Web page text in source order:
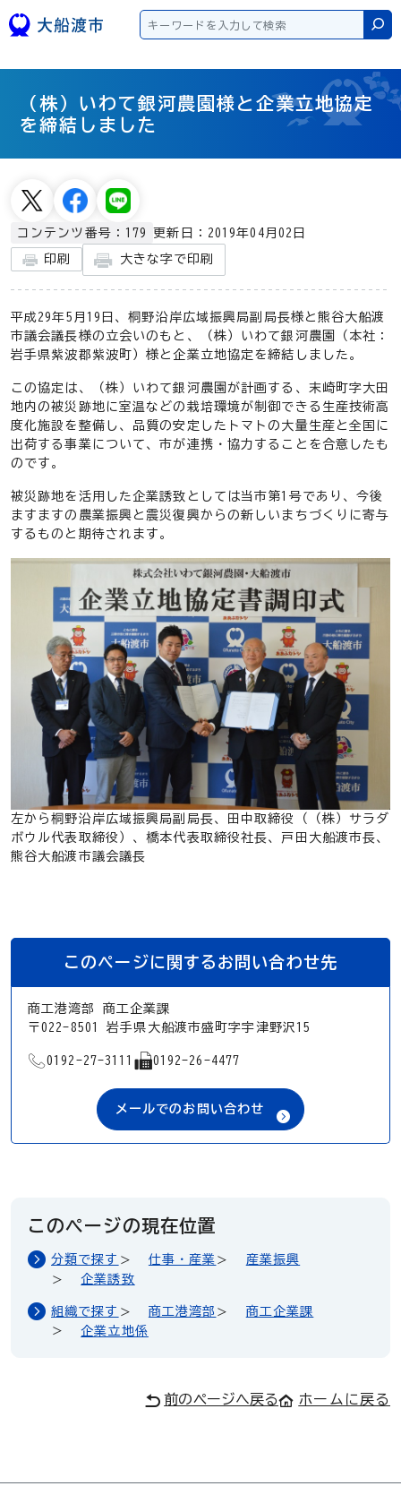
検索
（株）いわて銀河農園様と企業立地協定
を締結しました
コンテンツ番号：179 更新日：2019年04月02日
印刷 大きな字で印刷
平成29年5月19日、桐野沿岸広域振興局副局長様と熊谷大船渡
市議会議長様の立会いのもと、（株）いわて銀河農園（本社：
岩手県紫波郡紫波町）様と企業立地協定を締結しました。
この協定は、（株）いわて銀河農園が計画する、末崎町字大田
地内の被災跡地に室温などの栽培環境が制御できる生産技術高
度化施設を整備し、品質の安定したトマトの大量生産と全国に
出荷する事業について、市が連携・協力することを合意したも
のです。
被災跡地を活用した企業誘致としては当市第1号であり、今後
ますますの農業振興と震災復興からの新しいまちづくりに寄与
するものと期待されます。
左から桐野沿岸広域振興局副局長、田中取締役（（株）サラダ
ボウル代表取締役）、橋本代表取締役社長、戸田大船渡市長、
熊谷大船渡市議会議長
このページに関するお問い合わせ先
商工港湾部 商工企業課
〒022-8501 岩手県大船渡市盛町字宇津野沢15
TEL
0192-27-3111 FAX
0192-26-4477
メールでのお問い合わせ
このページの現在位置
分類で探す 仕事・産業
産業振興
企業誘致
組織で探す 商工港湾部
商工企業課
企業立地係
前のページへ戻る ホームに戻る